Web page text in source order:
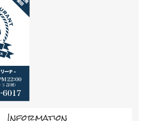
Information